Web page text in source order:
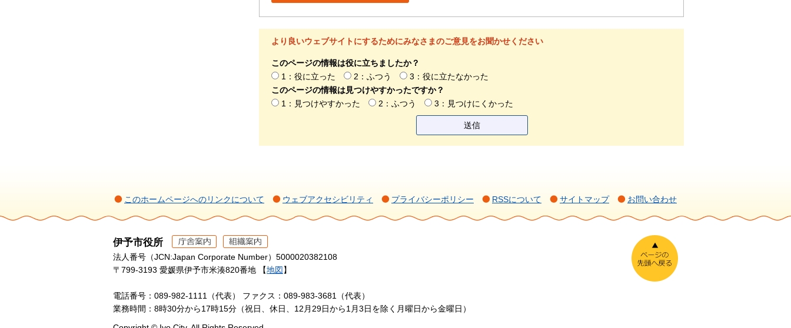
より良いウェブサイトにするためにみなさまのご意見をお聞かせください
このページの情報は役に立ちましたか？
1：役に立った
2：ふつう
3：役に立たなかった
このページの情報は見つけやすかったですか？
1：見つけやすかった
2：ふつう 3：見つけにくかった
このホームページへのリンクについて ウェブアクセシビリティ プライバシーポリシー RSSについて サイトマップ お問い合わせ
伊予市役所
法人番号（JCN:Japan Corporate Number）5000020382108
〒799-3193 愛媛県伊予市米湊820番地 【地図 】
電話番号：089-982-1111（代表）
ファクス：089-983-3681（代表）
業務時間：8時30分から17時15分（祝日、休日、12月29日から1月3日を除く月曜日から金曜日）